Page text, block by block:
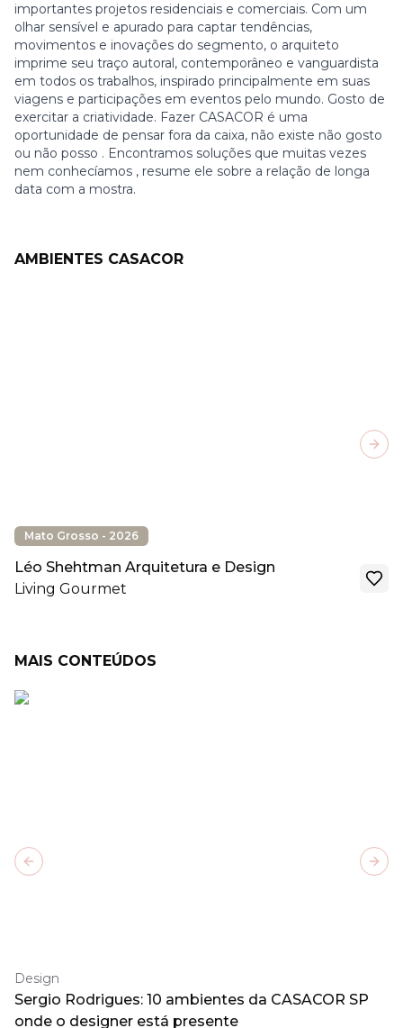
importantes projetos residenciais e comerciais. Com um
olhar sensível e apurado para captar tendências,
movimentos e inovações do segmento, o arquiteto
imprime seu traço autoral, contemporâneo e vanguardista
em todos os trabalhos, inspirado principalmente em suas
viagens e participações em eventos pelo mundo. Gosto de
exercitar a criatividade. Fazer CASACOR é uma
oportunidade de pensar fora da caixa, não existe não gosto
ou não posso . Encontramos soluções que muitas vezes
nem conhecíamos , resume ele sobre a relação de longa
data com a mostra.
AMBIENTES CASACOR
Mato Grosso - 2026
Léo Shehtman Arquitetura e Design
Living Gourmet
MAIS CONTEÚDOS
Design
Sergio Rodrigues: 10 ambientes da CASACOR SP
onde o designer está presente
Previous slide